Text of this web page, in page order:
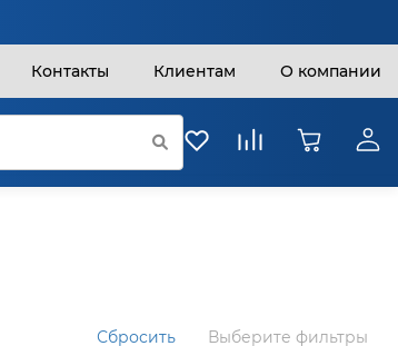
Контакты Клиентам О компании
Сбросить Выберите фильтры